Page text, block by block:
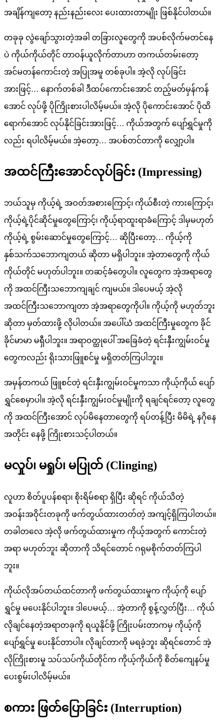
အချိန်ကျတော့ နည်းနည်းလေး ပေးထားတာမျိုး ဖြစ်နိုင်ပါတယ်။
တခုခု လွဲချော်သွားတဲ့အခါ တခြားလူတွေကို အပစ်လိုက်မတင်နေ
ပဲ ကိုယ်ကိုယ်တိုင် တာဝန်ယူလိုက်တာဟာ တကယ်တမ်းတော့
အင်မတန်ကောင်းတဲ့ အပြုအမူ တစ်ခုပါ။ အဲ့လို လုပ်ခြင်း
အားဖြင့်… နောက်တစ်ခါ ဒီထပ်ကောင်းအောင် တည့်မတ်မှန်ကန်
အောင် လုပ်ဖို့ ပိုကြိုးစားပါလိမ့်မယ်။ အဲ့လို ပိုကောင်းအောင် ပိုထိ
ရောက်အောင် လုပ်နိုင်ခြင်းအားဖြင့်… ကိုယ်အတွက် ပျော်ရွှင်မှုကို
လည်း ရပါလိမ့်မယ်။ အဲ့တော့… အပစ်တင်တာကို လျှော့ပါ။
အထင်ကြီးအောင်လုပ်ခြင်း (Impressing)
ဘယ်သူမှ ကိုယ့်ရဲ့ အဝတ်အစားကြောင့်၊ ကိုယ်စီးတဲ့ ကားကြောင့်၊
ကိုယ့်ရဲ့ပိုင်ဆိုင်မှုတွေကြောင့်၊ ကိုယ့်ရာထူးရာခံကြောင့် ဒါမှမဟုတ်
ကိုယ့်ရဲ့ စွမ်းဆောင်မှုတွေကြောင့်… ဆိုပြီးတော့… ကိုယ့်ကို
နှစ်သက်သဘောကျတယ် ဆိုတာ မရှိပါဘူး။ အဲ့တာတွေကို ကိုယ်
ကိုယ်တိုင် မဟုတ်ပါဘူး။ တဆင့်ခံတွေပါ။ လူတွေက အဲ့အရာတွေ
ကို အထင်ကြီးသဘောကျချင် ကျမယ်။ ဒါပေမယ့် အဲ့လို
အထင်ကြီးသဘောကျတာ အဲ့အရာတွေကိုပါ။ ကိုယ့်ကို မဟုတ်ဘူး
ဆိုတာ မှတ်ထားဖို့ လိုပါတယ်။ အပေါ်ယံ အထင်ကြီးမှုတွေက ခိုင်
ခိုင်မာမာ မရှီပါဘူး။ အရာဝတ္ထုပေါ် အခြေခံတဲ့ ရင်းနှီးကျွမ်းဝင်မှု
တွေကလည်း ရိုးသားဖြူစင်မှု မရှိတတ်ကြပါဘူး။
အမှန်တကယ် ဖြူစင်တဲ့ ရင်းနှီးကျွမ်းဝင်မှုကသာ ကိုယ့်ကိုယ် ပျော်
ရွှင်စေမှာပါ။ အဲ့လို ရင်းနှီးကျွမ်းဝင်မှုမျိုးကို ရချင်ရင်တော့ လူတွေ
ကို အထင်ကြီးအောင် လုပ်မိနေတာတွေကို ရပ်တန့်ပြီး မိမိရဲ့ နဂိုနေ
အတိုင်း နေဖို့ ကြိုးစားသင့်ပါတယ်။
မလှုပ်၊ မရှုပ်၊ မပြုတ် (Clinging)
လူဟာ စိတ်ပူပန်စရာ၊ စိုးရိမ်စရာ ရှိပြီး ဆိုရင် ကိုယ်သိတဲ့
အဝန်းအဝိုင်းတခုကို ဖက်တွယ်ထားတတ်တဲ့ အကျင့်ရှိကြပါတယ်။
တခါတလေ အဲ့လို ဖက်တွယ်ထားမှုက ကိုယ့်အတွက် ကောင်းတဲ့
အရာ မဟုတ်ဘူး ဆိုတာကို သိရင်တောင် ဂရုမစိုက်တတ်ကြပါ
ဘူး။
ကိုယ်လိုအပ်တယ်ထင်တာကို ဖက်တွယ်ထားမှုက ကိုယ့်ကို ပျော်
ရွှင်မှု မပေးနိုင်ပါဘူး။ ဒါပေမယ့်… အဲ့တာကို စွန့်လွှတ်ပြီး… ကိုယ်
လိုချင်နေတဲ့အရာတခုကို ရယူနိုင်ဖို့ ကြိုးပမ်းတာကမှ ကိုယ့်ကို
ပျော်ရွှင်မှု ပေးနိုင်တာပါ။ လိုချင်တာကို မရခဲ့ဘူး ဆိုရင်တောင် အဲ့
လိုကြိုးစားမှု သပ်သပ်ကိုယ်တိုင်က ကိုယ့်ကိုယ်ကို စိတ်ကျေနပ်မှု
ပေးစွမ်းပါလိမ့်မယ်။
စကား ဖြတ်ပြောခြင်း (Interruption)